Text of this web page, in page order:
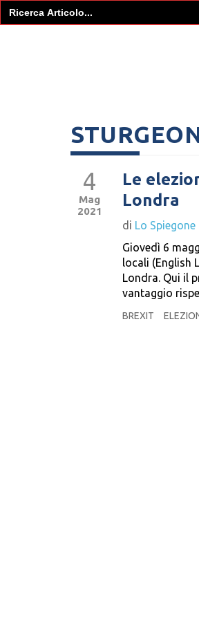
Search
for:
4
Mag
2021
Le
Londra
di Lo Spiegone
Giovedì 6
locali (English
Londra. Qui il
vantaggio
BREXIT